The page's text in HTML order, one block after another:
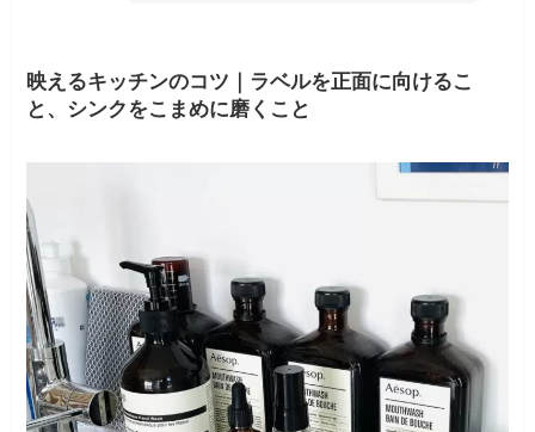
映えるキッチンのコツ｜ラベルを正面に向けるこ
と、シンクをこまめに磨くこと